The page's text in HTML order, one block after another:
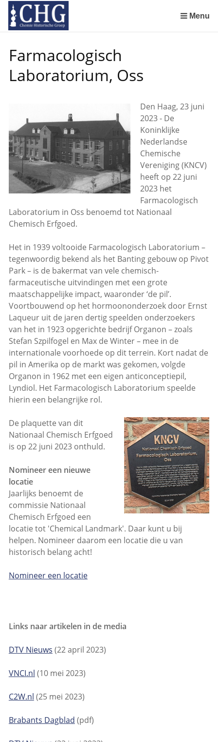
links
over
naar
de
inhoud
menu
Menu
Farmacologisch
Laboratorium, Oss
Den Haag, 23 juni
2023 - De
Koninklijke
Nederlandse
Chemische
Vereniging (KNCV)
heeft op 22 juni
2023 het
Farmacologisch
Laboratorium in Oss benoemd tot Nationaal
Chemisch Erfgoed.
Het in 1939 voltooide Farmacologisch Laboratorium –
tegenwoordig bekend als het Banting gebouw op Pivot
Park – is de bakermat van vele chemisch-
farmaceutische uitvindingen met een grote
maatschappelijke impact, waaronder ‘de pil’.
Voortbouwend op het hormoononderzoek door Ernst
Laqueur uit de jaren dertig speelden onderzoekers
van het in 1923 opgerichte bedrijf Organon – zoals
Stefan Szpilfogel en Max de Winter – mee in de
internationale voorhoede op dit terrein. Kort nadat de
pil in Amerika op de markt was gekomen, volgde
Organon in 1962 met een eigen anticonceptiepil,
Lyndiol. Het Farmacologisch Laboratorium speelde
hierin een belangrijke rol.
De plaquette van dit
Nationaal Chemisch Erfgoed
is op 22 juni 2023 onthuld.
Nomineer een nieuwe
locatie
Jaarlijks benoemt de
commissie Nationaal
Chemisch Erfgoed een
locatie tot 'Chemical Landmark'. Daar kunt u bij
helpen. Nomineer daarom een locatie die u van
historisch belang acht!
Nomineer een locatie
Links naar artikelen in de media
DTV Nieuws (22 april 2023)
VNCI.nl (10 mei 2023)
C2W.nl (25 mei 2023)
Brabants Dagblad (pdf)